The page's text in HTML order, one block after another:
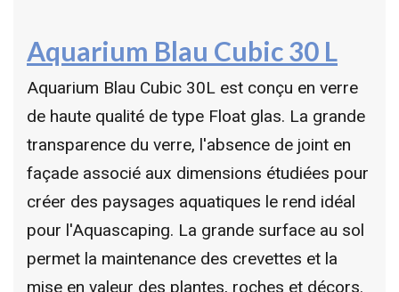
Aquarium Blau Cubic 30 L
Aquarium Blau Cubic 30L est conçu en verre
de haute qualité de type Float glas. La grande
transparence du verre, l'absence de joint en
façade associé aux dimensions étudiées pour
créer des paysages aquatiques le rend idéal
pour l'Aquascaping. La grande surface au sol
permet la maintenance des crevettes et la
mise en valeur des plantes, roches et décors.